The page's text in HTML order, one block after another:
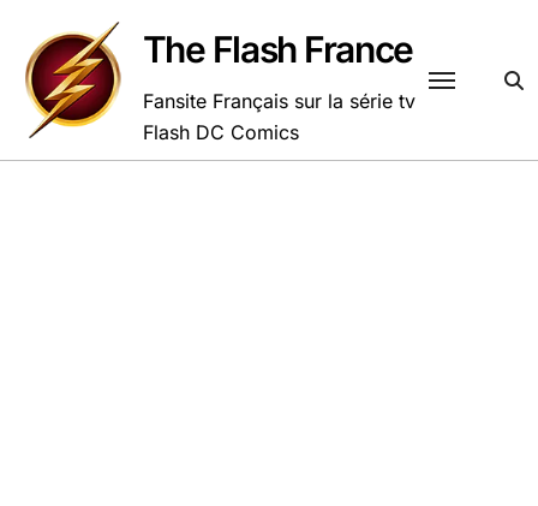
contenu
The Flash France
Fansite Français sur la série tv
Flash DC Comics